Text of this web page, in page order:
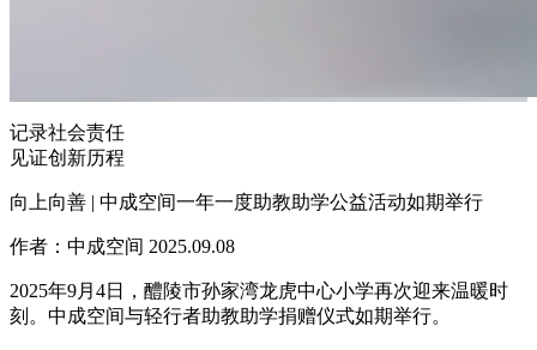
记录社会责任
见证创新历程
向上向善 | 中成空间一年一度助教助学公益活动如期举行
作者：中成空间 2025.09.08
2025年9月4日，醴陵市孙家湾龙虎中心小学再次迎来温暖时
刻。中成空间与轻行者助教助学捐赠仪式如期举行。